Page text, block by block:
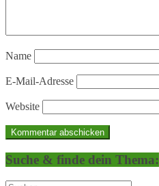
Name
E-Mail-Adresse
Website
Suche & finde dein Thema: